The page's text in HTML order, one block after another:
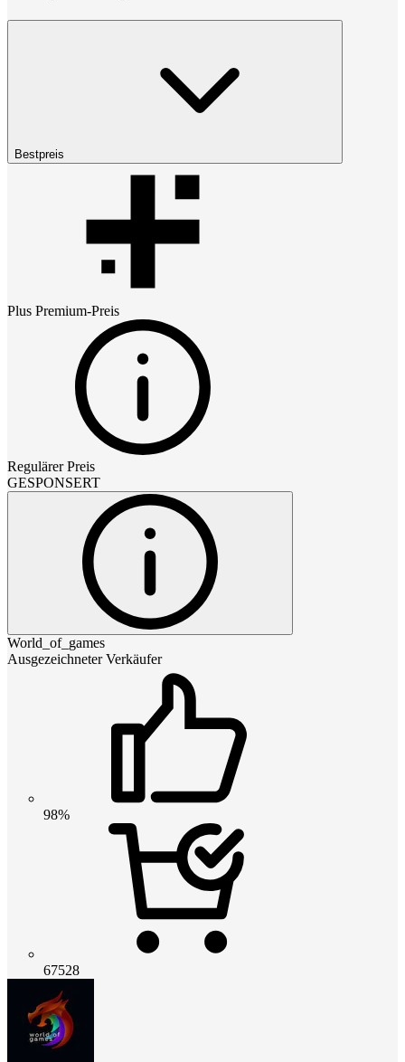
Bestpreis
Plus Premium-Preis
Regulärer Preis
GESPONSERT
World_of_games
Ausgezeichneter Verkäufer
98%
67528